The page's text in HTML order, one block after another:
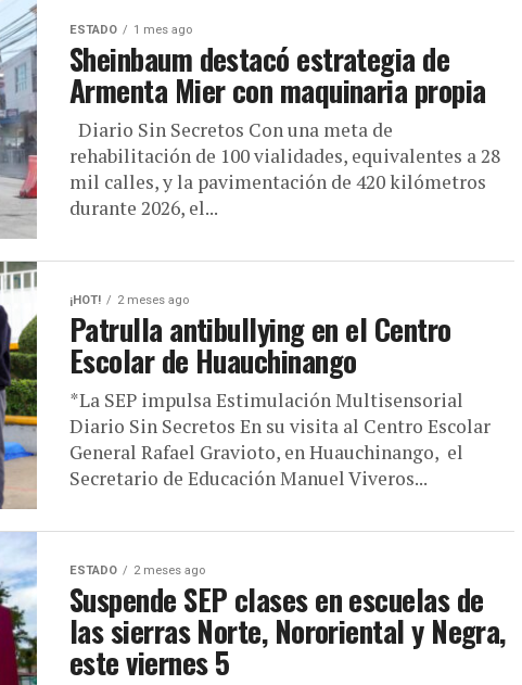
ESTADO 1 mes ago
Sheinbaum destacó estrategia de
Armenta Mier con maquinaria propia
Diario Sin Secretos Con una meta de
rehabilitación de 100 vialidades, equivalentes a 28
mil calles, y la pavimentación de 420 kilómetros
durante 2026, el...
¡HOT! 2 meses ago
Patrulla antibullying en el Centro
Escolar de Huauchinango
*La SEP impulsa Estimulación Multisensorial
Diario Sin Secretos En su visita al Centro Escolar
General Rafael Gravioto, en Huauchinango, el
Secretario de Educación Manuel Viveros...
ESTADO 2 meses ago
Suspende SEP clases en escuelas de
las sierras Norte, Nororiental y Negra,
este viernes 5